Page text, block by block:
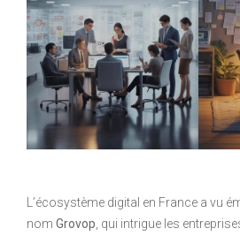
L’écosystème digital en France a vu
nom Grovop , qui intrigue les